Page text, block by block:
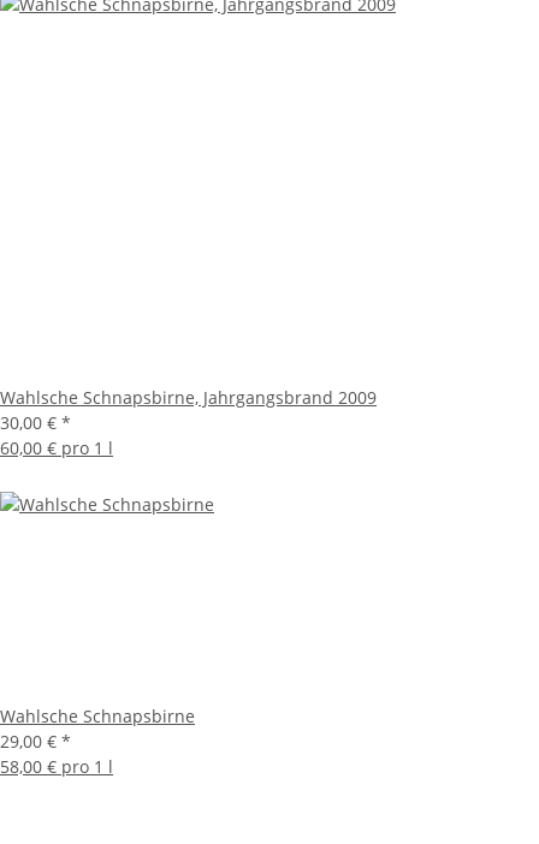
Wahlsche Schnapsbirne, Jahrgangsbrand 2009
30,00 € *
60,00 € pro 1 l
Wahlsche Schnapsbirne
29,00 € *
58,00 € pro 1 l